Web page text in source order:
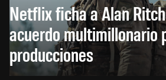
Netflix ficha a Alan
acuerdo multimillonario
producciones